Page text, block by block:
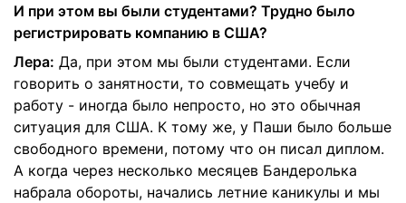
И при этом вы были студентами? Трудно было
регистрировать компанию в США?
Лера: Да, при этом мы были студентами. Если
говорить о занятности, то совмещать учебу и
работу - иногда было непросто, но это обычная
ситуация для США. К тому же, у Паши было больше
свободного времени, потому что он писал диплом.
А когда через несколько месяцев Бандеролька
набрала обороты, начались летние каникулы и мы